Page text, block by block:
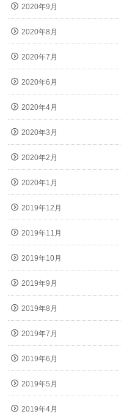
2020年9月
2020年8月
2020年7月
2020年6月
2020年4月
2020年3月
2020年2月
2020年1月
2019年12月
2019年11月
2019年10月
2019年9月
2019年8月
2019年7月
2019年6月
2019年5月
2019年4月